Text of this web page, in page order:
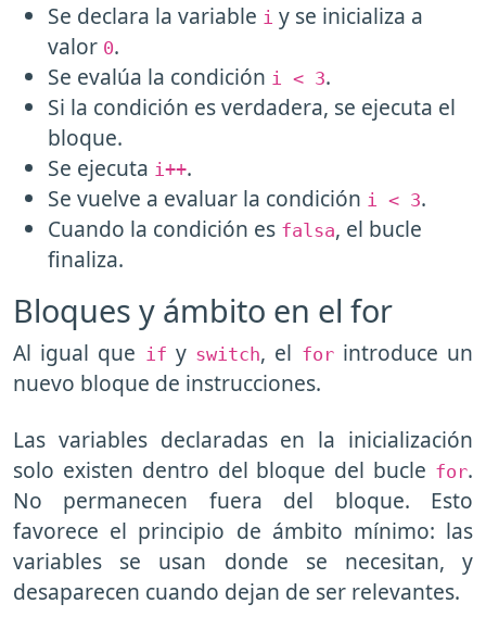
Se declara la variable i y se inicializa a
valor 0.
Se evalúa la condición i < 3.
Si la condición es verdadera, se ejecuta el
bloque.
Se ejecuta i++.
Se vuelve a evaluar la condición i < 3.
Cuando la condición es falsa, el bucle
finaliza.
Bloques y ámbito en el for
Al igual que if y switch, el forintroduce un
nuevo bloque de instrucciones.
Las variables declaradas en la inicialización
solo existen dentro del bloque del bucle for.
No permanecen fuera del bloque. Esto
favorece el principio de ámbito mínimo: las
variables se usan donde se necesitan, y
desaparecen cuando dejan de ser relevantes.